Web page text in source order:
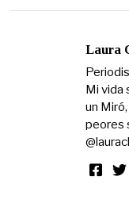
Laura
Mi vida
un
peores